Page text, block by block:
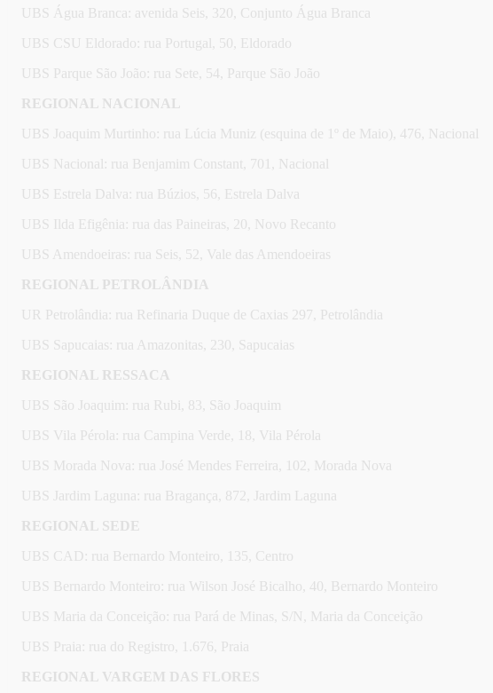
UBS Água Branca: avenida Seis, 320, Conjunto Água Branca
UBS CSU Eldorado: rua Portugal, 50, Eldorado
UBS Parque São João: rua Sete, 54, Parque São João
REGIONAL NACIONAL
UBS Joaquim Murtinho: rua Lúcia Muniz (esquina de 1º de Maio), 476, Nacional
UBS Nacional: rua Benjamim Constant, 701, Nacional
UBS Estrela Dalva: rua Búzios, 56, Estrela Dalva
UBS Ilda Efigênia: rua das Paineiras, 20, Novo Recanto
UBS Amendoeiras: rua Seis, 52, Vale das Amendoeiras
REGIONAL PETROLÂNDIA
UR Petrolândia: rua Refinaria Duque de Caxias 297, Petrolândia
UBS Sapucaias: rua Amazonitas, 230, Sapucaias
REGIONAL RESSACA
UBS São Joaquim: rua Rubi, 83, São Joaquim
UBS Vila Pérola: rua Campina Verde, 18, Vila Pérola
UBS Morada Nova: rua José Mendes Ferreira, 102, Morada Nova
UBS Jardim Laguna: rua Bragança, 872, Jardim Laguna
REGIONAL SEDE
UBS CAD: rua Bernardo Monteiro, 135, Centro
UBS Bernardo Monteiro: rua Wilson José Bicalho, 40, Bernardo Monteiro
UBS Maria da Conceição: rua Pará de Minas, S/N, Maria da Conceição
UBS Praia: rua do Registro, 1.676, Praia
REGIONAL VARGEM DAS FLORES